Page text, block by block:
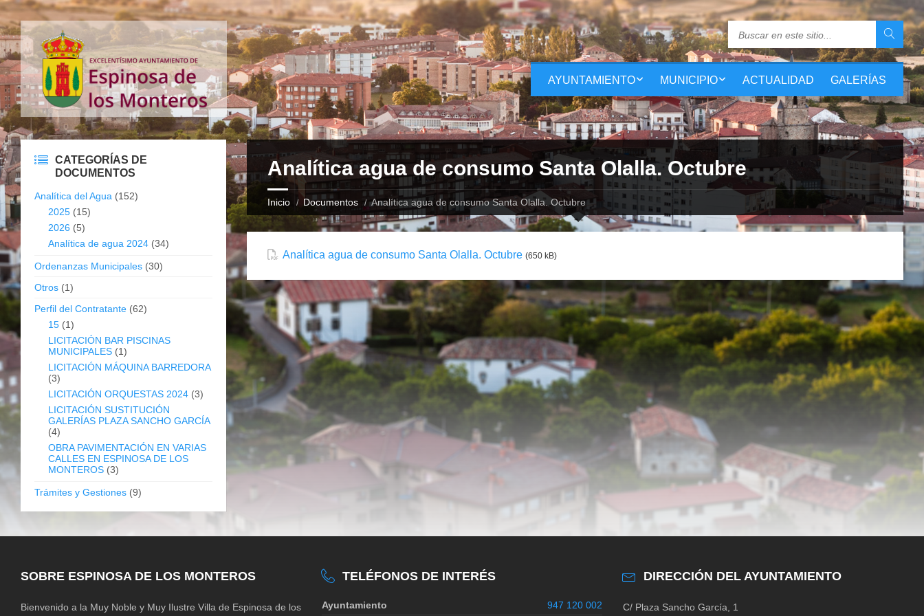
AYUNTAMIENTO MUNICIPIO ACTUALIDAD GALERÍAS
Analítica agua de consumo Santa Olalla. Octubre
Inicio Documentos Analítica agua de consumo Santa Olalla. Octubre
Analítica agua de consumo Santa Olalla. Octubre (650 kB)
CATEGORÍAS DE
DOCUMENTOS
Analítica del Agua (152)
2025 (15)
2026 (5)
Analítica de agua 2024 (34)
Ordenanzas Municipales (30)
Otros (1)
Perfil del Contratante (62)
15 (1)
LICITACIÓN BAR PISCINAS
MUNICIPALES (1)
LICITACIÓN MÁQUINA BARREDORA
(3)
LICITACIÓN ORQUESTAS 2024 (3)
LICITACIÓN SUSTITUCIÓN
GALERÍAS PLAZA SANCHO GARCÍA
(4)
OBRA PAVIMENTACIÓN EN VARIAS
CALLES EN ESPINOSA DE LOS
MONTEROS (3)
Trámites y Gestiones (9)
SOBRE ESPINOSA DE LOS MONTEROS
Bienvenido a la Muy Noble y Muy Ilustre Villa de Espinosa de los
TELÉFONOS DE INTERÉS
Ayuntamiento 947 120 002
DIRECCIÓN DEL AYUNTAMIENTO
C/ Plaza Sancho García, 1